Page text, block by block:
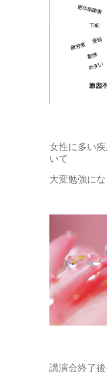
女性に多い
いて
大変勉強にな
講演会終了